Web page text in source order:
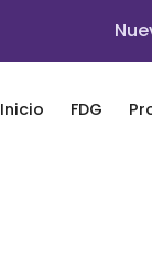
Inicio FDG